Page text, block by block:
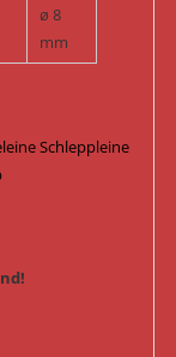
ø 8
mm
Schleppleine